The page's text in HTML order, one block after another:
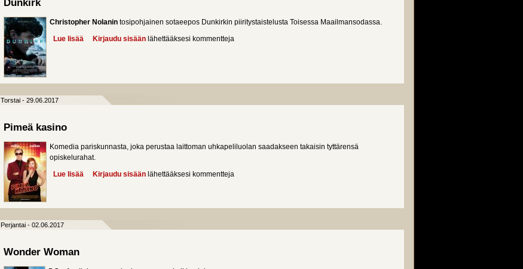
Dunkirk
Christopher Nolanin tosipohjainen sotaeepos Dunkirkin piiritystaistelusta Toisessa Maailmansodassa.
Lue lisää about Dunkirk
Kirjaudu sisään lähettääksesi kommentteja
Torstai - 29.06.2017
Pimeä kasino
Komedia pariskunnasta, joka perustaa laittoman uhkapeliluolan saadakseen takaisin tyttärensä
opiskelurahat.
Lue lisää about Pimeä kasino
Kirjaudu sisään lähettääksesi kommentteja
Perjantai - 02.06.2017
Wonder Woman